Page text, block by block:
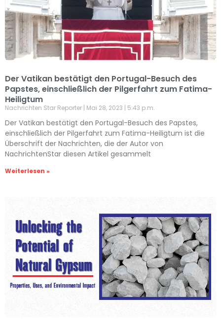
Der Vatikan bestätigt den Portugal-Besuch des
Papstes, einschließlich der Pilgerfahrt zum Fatima-
Heiligtum
Nachrichten Star Reporter Mai 28, 2023 5:43 p.m.
Der Vatikan bestätigt den Portugal-Besuch des Papstes,
einschließlich der Pilgerfahrt zum Fatima-Heiligtum ist die
Überschrift der Nachrichten, die der Autor von
NachrichtenStar diesen Artikel gesammelt
Weiterlesen »